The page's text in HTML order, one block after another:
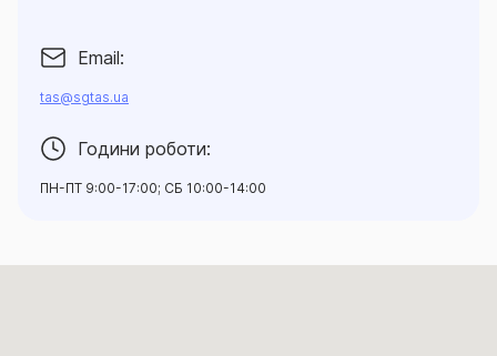
Email:
tas@sgtas.ua
Години роботи:
ПН-ПТ 9:00-17:00; СБ 10:00-14:00